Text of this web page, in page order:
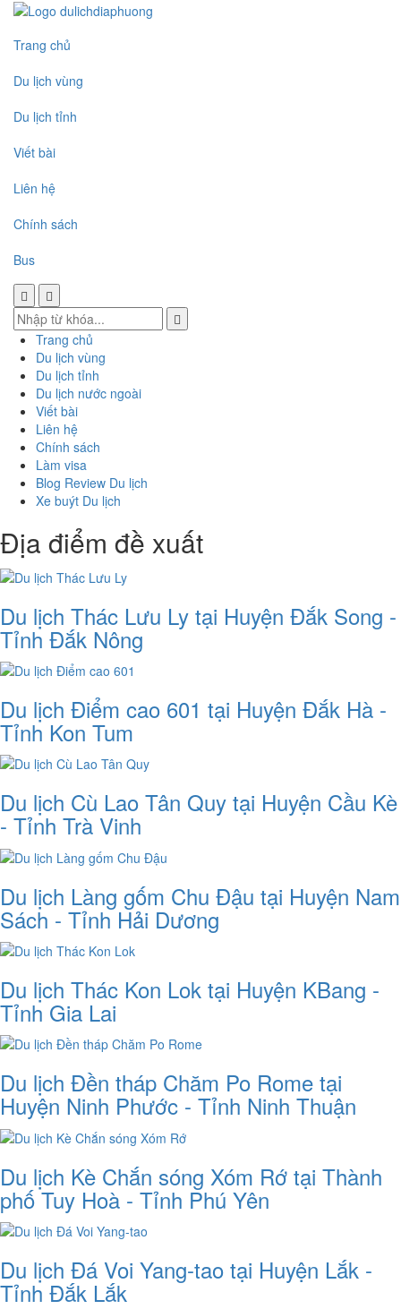
Trang chủ
Du lịch vùng
Du lịch tỉnh
Viết bài
Liên hệ
Chính sách
Bus
Trang chủ
Du lịch vùng
Du lịch tỉnh
Du lịch nước ngoài
Viết bài
Liên hệ
Chính sách
Làm visa
Blog Review Du lịch
Xe buýt Du lịch
Địa điểm đề xuất
Du lịch Thác Lưu Ly tại Huyện Đắk Song -
Tỉnh Đắk Nông
Du lịch Điểm cao 601 tại Huyện Đắk Hà -
Tỉnh Kon Tum
Du lịch Cù Lao Tân Quy tại Huyện Cầu Kè
- Tỉnh Trà Vinh
Du lịch Làng gốm Chu Đậu tại Huyện Nam
Sách - Tỉnh Hải Dương
Du lịch Thác Kon Lok tại Huyện KBang -
Tỉnh Gia Lai
Du lịch Đền tháp Chăm Po Rome tại
Huyện Ninh Phước - Tỉnh Ninh Thuận
Du lịch Kè Chắn sóng Xóm Rớ tại Thành
phố Tuy Hoà - Tỉnh Phú Yên
Du lịch Đá Voi Yang-tao tại Huyện Lắk -
Tỉnh Đắk Lắk